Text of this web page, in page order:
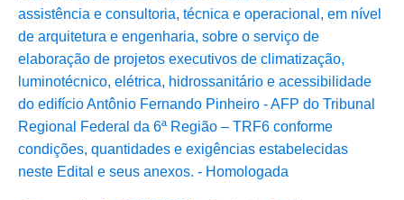
assistência e consultoria, técnica e operacional, em nível
de arquitetura e engenharia, sobre o serviço de
elaboração de projetos executivos de climatização,
luminotécnico, elétrica, hidrossanitário e acessibilidade
do edifício Antônio Fernando Pinheiro - AFP do Tribunal
Regional Federal da 6ª Região – TRF6 conforme
condições, quantidades e exigências estabelecidas
neste Edital e seus anexos. - Homologada